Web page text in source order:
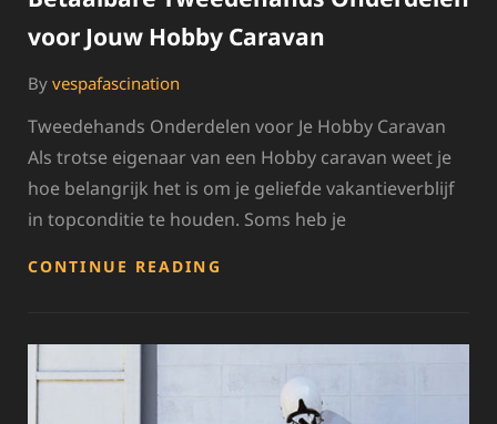
voor Jouw Hobby Caravan
By vespafascination
Tweedehands Onderdelen voor Je Hobby Caravan
Als trotse eigenaar van een Hobby caravan weet je
hoe belangrijk het is om je geliefde vakantieverblijf
in topconditie te houden. Soms heb je
CONTINUE READING
CARAVAN